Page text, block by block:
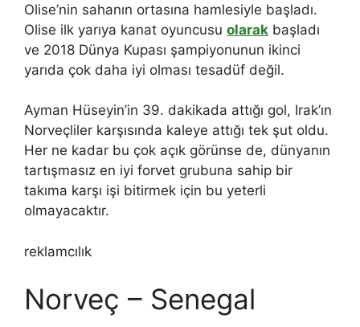
Olise’nin sahanın ortasına hamlesiyle başladı.
Olise ilk yarıya kanat oyuncusu olarak başladı
ve 2018 Dünya Kupası şampiyonunun ikinci
yarıda çok daha iyi olması tesadüf değil.
Ayman Hüseyin’in 39. dakikada attığı gol, Irak’ın
Norveçliler karşısında kaleye attığı tek şut oldu.
Her ne kadar bu çok açık görünse de, dünyanın
tartışmasız en iyi forvet grubuna sahip bir
takıma karşı işi bitirmek için bu yeterli
olmayacaktır.
reklamcılık
Norveç – Senegal